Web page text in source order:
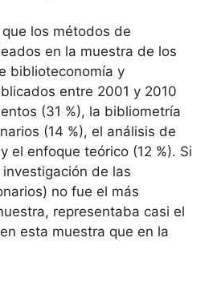
los métodos de
en la muestra de los
biblioteconomía y
entre 2001 y 2010
(31 %), la bibliometría
(14 %), el análisis de
el enfoque teórico (12 %). Si
de las
no fue el más
representaba casi el
esta muestra que en la